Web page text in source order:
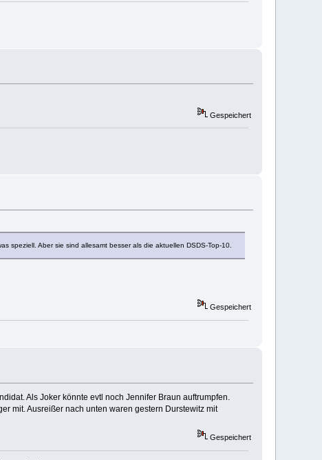
Gespeichert
speziell. Aber sie sind allesamt besser als die aktuellen DSDS-Top-10.
Gespeichert
Als Joker könnte evtl noch Jennifer Braun auftrumpfen.
mit. Ausreißer nach unten waren gestern Durstewitz mit
Gespeichert